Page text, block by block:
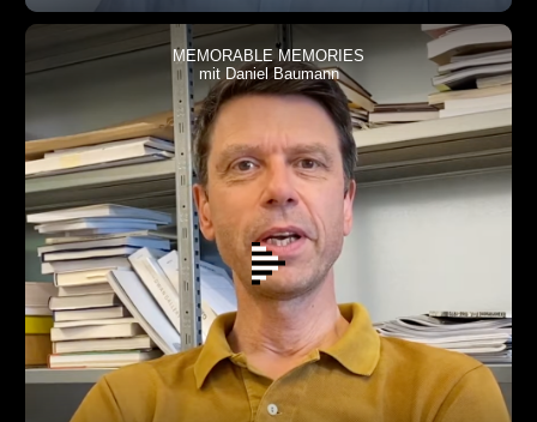
MEMORABLE MEMORIES
mit Daniel Baumann